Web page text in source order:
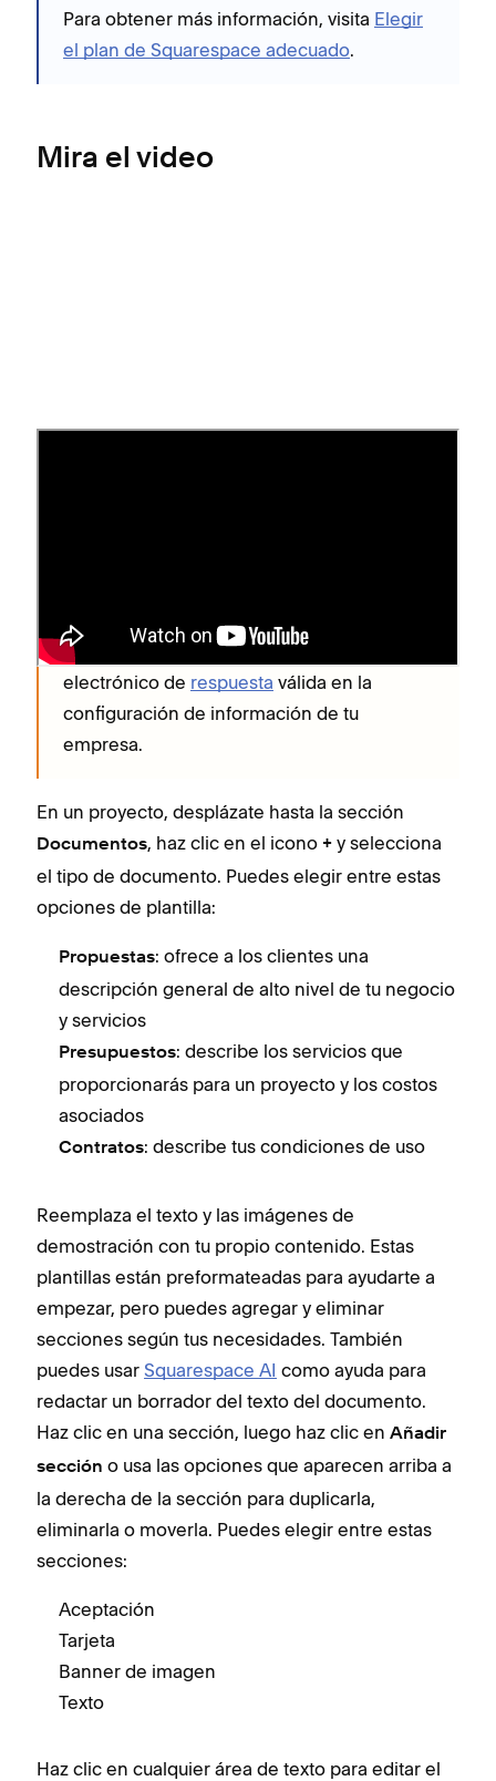
Para obtener más información, visita Elegir
el plan de Squarespace adecuado.
Mira el video
Para enviar documentos, deberás
proyecto
y tener una dirección de correo
electrónico de respuesta válida en la
configuración de información de tu
empresa.
En un proyecto, desplázate hasta la sección
Documentos, haz clic en el icono + y selecciona
el tipo de documento. Puedes elegir entre estas
opciones de plantilla:
Propuestas: ofrece a los clientes una
descripción general de alto nivel de tu negocio
y servicios
Presupuestos: describe los servicios que
proporcionarás para un proyecto y los costos
asociados
Contratos: describe tus condiciones de uso
Reemplaza el texto y las imágenes de
demostración con tu propio contenido. Estas
plantillas están preformateadas para ayudarte a
empezar, pero puedes agregar y eliminar
secciones según tus necesidades. También
puedes usar Squarespace AI como ayuda para
redactar un borrador del texto del documento.
Haz clic en una sección, luego haz clic en Añadir
sección o usa las opciones que aparecen arriba a
la derecha de la sección para duplicarla,
eliminarla o moverla. Puedes elegir entre estas
secciones:
Aceptación
Tarjeta
Banner de imagen
Texto
Haz clic en cualquier área de texto para editar el